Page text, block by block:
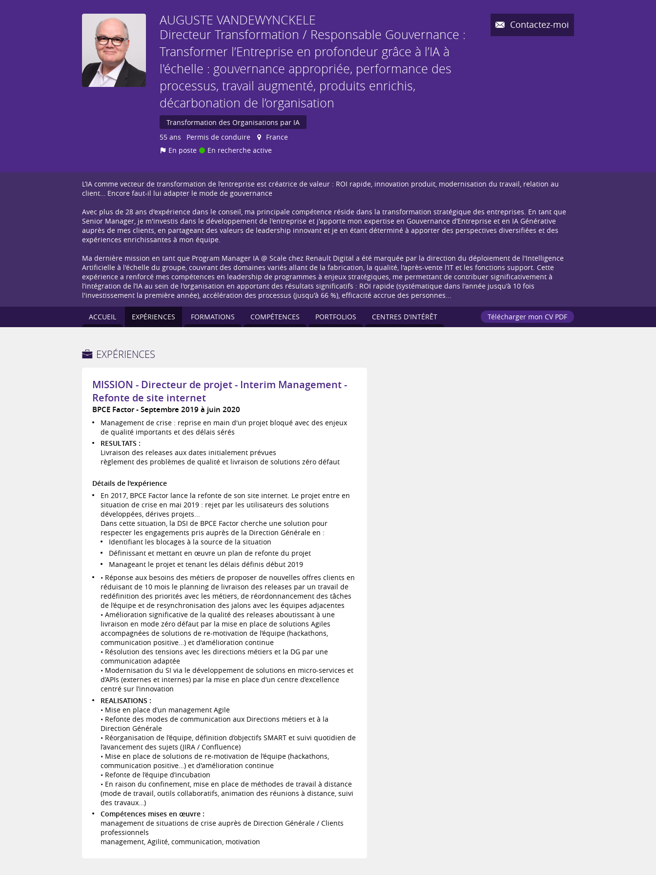
AUGUSTE VANDEWYNCKELE
Directeur Transformation / Responsable Gouvernance :
Transformer l’Entreprise en profondeur grâce à l’IA à
l'échelle : gouvernance appropriée, performance des
processus, travail augmenté, produits enrichis,
décarbonation de l’organisation
Transformation des Organisations par IA
55 ans
Permis de conduire
France
En poste
En recherche active
Contactez-moi
L’IA comme vecteur de transformation de l’entreprise est créatrice de valeur : ROI rapide, innovation produit, modernisation du travail, relation au
client… Encore faut-il lui adapter le mode de gouvernance
Avec plus de 28 ans d'expérience dans le conseil, ma principale compétence réside dans la transformation stratégique des entreprises. En tant que
Senior Manager, je m'investis dans le développement de l'entreprise et j'apporte mon expertise en Gouvernance d’Entreprise et en IA Générative
auprès de mes clients, en partageant des valeurs de leadership innovant et je en étant déterminé à apporter des perspectives diversifiées et des
expériences enrichissantes à mon équipe.
Ma dernière mission en tant que Program Manager IA @ Scale chez Renault Digital a été marquée par la direction du déploiement de l'Intelligence
Artificielle à l'échelle du groupe, couvrant des domaines variés allant de la fabrication, la qualité, l'après-vente l’IT et les fonctions support. Cette
expérience a renforcé mes compétences en leadership de programmes à enjeux stratégiques, me permettant de contribuer significativement à
l’intégration de l’IA au sein de l'organisation en apportant des résultats significatifs : ROI rapide (systématique dans l'année jusqu'à 10 fois
l'investissement la première année), accélération des processus (jusqu'à 66 %), efficacité accrue des personnes...
ACCUEIL EXPÉRIENCES FORMATIONS COMPÉTENCES PORTFOLIOS CENTRES D'INTÉRÊT Télécharger mon CV PDF
EXPÉRIENCES
MISSION - Directeur de projet - Interim Management -
Refonte de site internet
BPCE Factor Septembre 2019 à juin 2020
Management de crise : reprise en main d'un projet bloqué avec des enjeux
de qualité importants et des délais sérés
RESULTATS :
Livraison des releases aux dates initialement prévues
règlement des problèmes de qualité et livraison de solutions zéro défaut
Détails de l'expérience
En 2017, BPCE Factor lance la refonte de son site internet. Le projet entre en
situation de crise en mai 2019 : rejet par les utilisateurs des solutions
développées, dérives projets...
Dans cette situation, la DSI de BPCE Factor cherche une solution pour
respecter les engagements pris auprès de la Direction Générale en :
Identifiant les blocages à la source de la situation
Définissant et mettant en œuvre un plan de refonte du projet
Manageant le projet et tenant les délais définis début 2019
• Réponse aux besoins des métiers de proposer de nouvelles offres clients en
réduisant de 10 mois le planning de livraison des releases par un travail de
redéfinition des priorités avec les métiers, de réordonnancement des tâches
de l’équipe et de resynchronisation des jalons avec les équipes adjacentes
• Amélioration significative de la qualité des releases aboutissant à une
livraison en mode zéro défaut par la mise en place de solutions Agiles
accompagnées de solutions de re-motivation de l’équipe (hackathons,
communication positive…) et d'amélioration continue
• Résolution des tensions avec les directions métiers et la DG par une
communication adaptée
• Modernisation du SI via le développement de solutions en micro-services et
d’APIs (externes et internes) par la mise en place d’un centre d’excellence
centré sur l’innovation
REALISATIONS :
• Mise en place d’un management Agile
• Refonte des modes de communication aux Directions métiers et à la
Direction Générale
• Réorganisation de l’équipe, définition d’objectifs SMART et suivi quotidien de
l’avancement des sujets (JIRA / Confluence)
• Mise en place de solutions de re-motivation de l’équipe (hackathons,
communication positive…) et d'amélioration continue
• Refonte de l’équipe d’incubation
• En raison du confinement, mise en place de méthodes de travail à distance
(mode de travail, outils collaboratifs, animation des réunions à distance, suivi
des travaux…)
Compétences mises en œuvre :
management de situations de crise auprès de Direction Générale / Clients
professionnels
management, Agilité, communication, motivation